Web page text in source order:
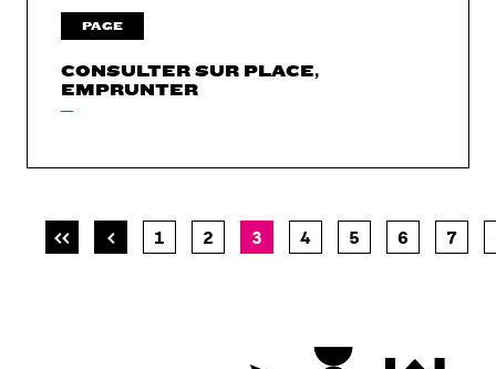
PAGE
CONSULTER SUR PLACE,
EMPRUNTER
Pagination
Première
PagePage
1 Page
2
Page
3 Page
4 Page
5 Page
6 Page
7